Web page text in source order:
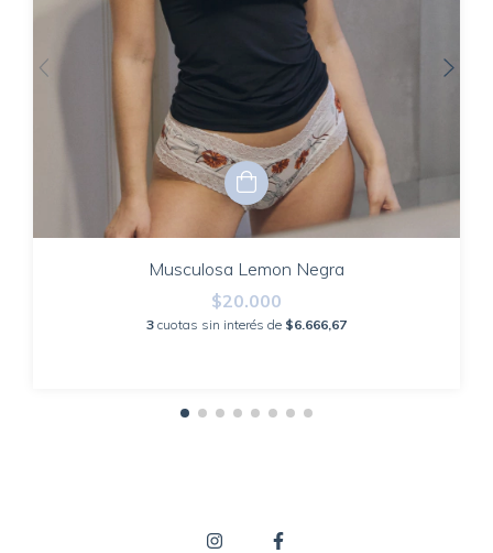
Musculosa Lemon Negra
$20.000
3 cuotas sin interés de $6.666,67